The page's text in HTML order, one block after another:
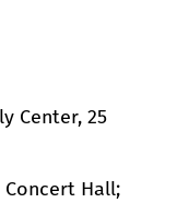
Center, 25
Concert Hall;